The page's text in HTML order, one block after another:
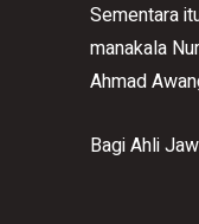
Sementara
manakala
Ahmad
Bagi Ahli